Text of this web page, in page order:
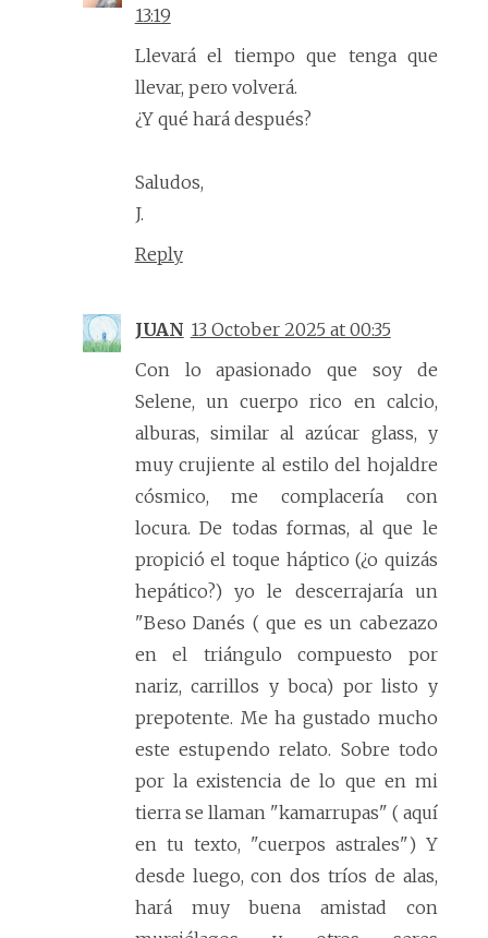
13:19
Llevará el tiempo que tenga que
llevar, pero volverá.
¿Y qué hará después?
Saludos,
J.
Reply
JUAN 13 October 2025 at 00:35
Con lo apasionado que soy de
Selene, un cuerpo rico en calcio,
alburas, similar al azúcar glass, y
muy crujiente al estilo del hojaldre
cósmico, me complacería con
locura. De todas formas, al que le
propició el toque háptico (¿o quizás
hepático?) yo le descerrajaría un
"Beso Danés ( que es un cabezazo
en el triángulo compuesto por
nariz, carrillos y boca) por listo y
prepotente. Me ha gustado mucho
este estupendo relato. Sobre todo
por la existencia de lo que en mi
tierra se llaman "kamarrupas" ( aquí
en tu texto, "cuerpos astrales") Y
desde luego, con dos tríos de alas,
hará muy buena amistad con